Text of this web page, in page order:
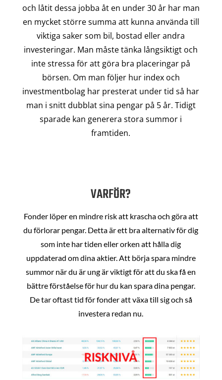
och låtit dessa jobba åt en under 30 år har man
en mycket större summa att kunna använda till
viktiga saker som bil, bostad eller andra
investeringar. Man måste tänka långsiktigt och
inte stressa för att göra bra placeringar på
börsen. Om man följer hur index och
investmentbolag har presterat under tid så har
man i snitt dubblat sina pengar på 5 år. Tidigt
sparade kan generera stora summor i
framtiden.
VARFÖR?
Fonder löper en mindre risk att krascha och göra att
du förlorar pengar. Detta är ett bra alternativ för dig
som inte har tiden eller orken att hålla dig
uppdaterad om dina aktier. Att börja spara mindre
summor när du är ung är viktigt för att du ska få en
bättre förståelse för hur du kan spara dina pengar.
De tar oftast tid för fonder att växa till sig och så
investera redan nu.